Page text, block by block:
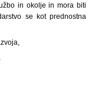
in okolje in mora biti
se kot prednostna